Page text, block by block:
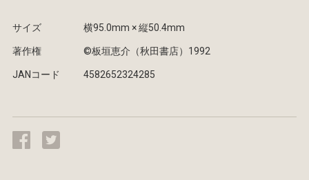
サイズ 横95.0mm × 縦50.4mm
著作権 ©︎板垣恵介（秋田書店）1992
JANコード 4582652324285